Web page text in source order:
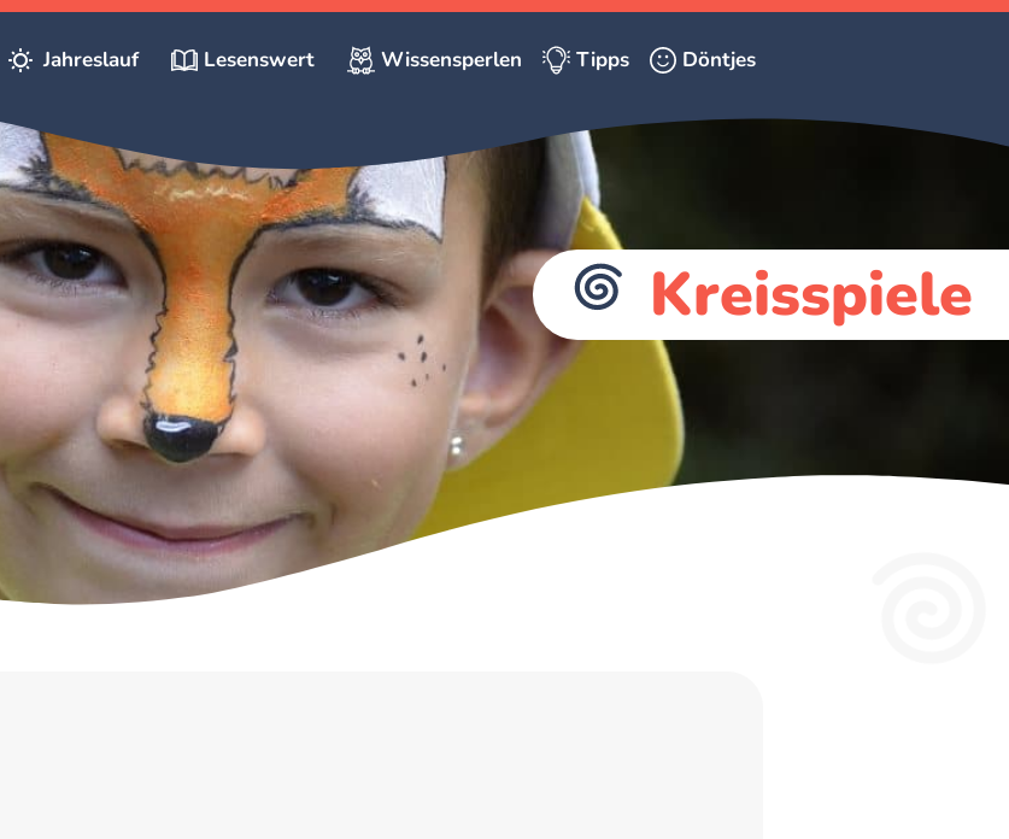
Jahreslauf Lesenswert Wissensperlen Tipps Döntjes
Kreisspiele